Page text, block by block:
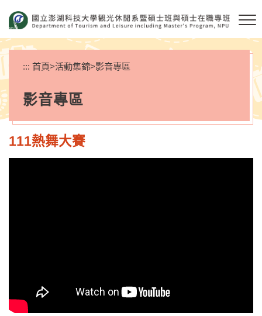
要
內
容
區
塊
::: 首頁>活動集錦>影音專區
影音專區
111熱舞大賽